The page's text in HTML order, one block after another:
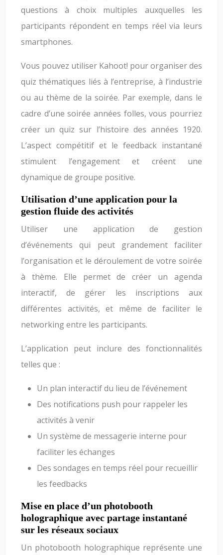
questions à choix multiples auxquelles les
participants répondent en temps réel via leurs
smartphones.
Vous pouvez utiliser Kahoot! pour organiser des
quiz thématiques liés à l’entreprise, à l’industrie
ou au thème de la soirée. Par exemple, dans le
cadre d’une soirée années folles, vous pourriez
créer un quiz sur l’histoire des années 1920.
L’aspect compétitif et le feedback instantané
stimulent l’engagement et créent une
dynamique de groupe positive.
Utilisation d’une application pour la
gestion fluide des activités
Utiliser une application de gestion
d’événements qui peut grandement faciliter
l’organisation et le déroulement de votre soirée
à thème. Elle permet de créer un agenda
interactif, de gérer les inscriptions aux
différentes activités, et même de faciliter le
networking entre les participants.
L’application peut inclure des fonctionnalités
telles que :
Un plan interactif du lieu de l’événement
Des notifications push pour rappeler les
activités à venir
Un système de messagerie interne pour
faciliter les échanges
Des sondages en temps réel pour recueillir
les feedbacks
Mise en place d’un photobooth
holographique avec partage instantané
sur les réseaux sociaux
Un photobooth holographique représente une